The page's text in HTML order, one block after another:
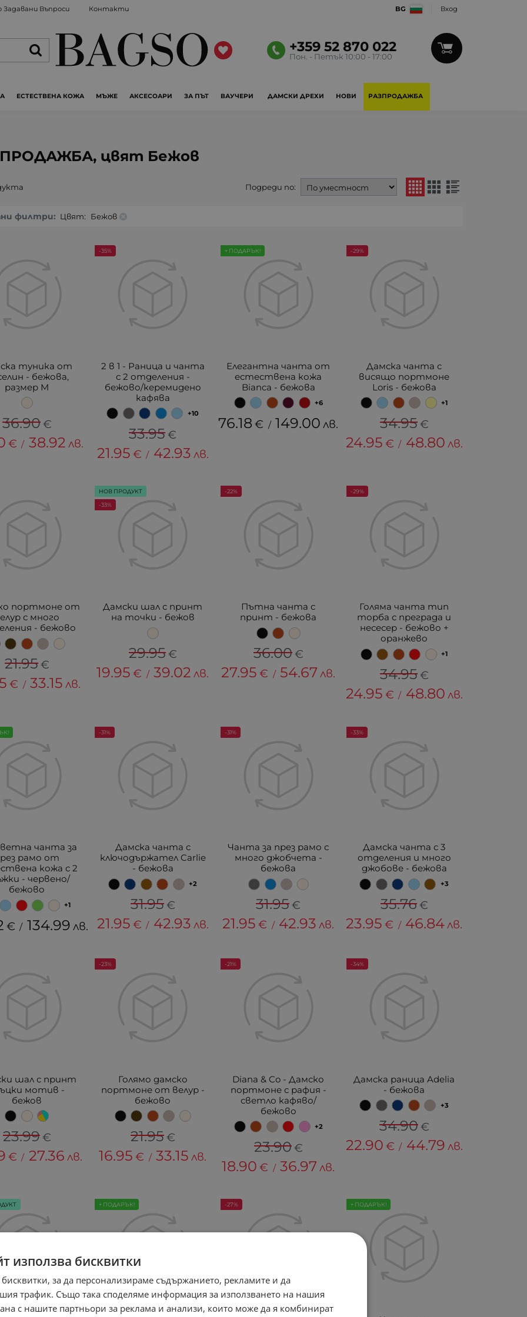
Задавани Въпроси Контакти BG Вход
+359 52 870 022
Пон. - Петък 10:00 - 17:00
РАЗПРОДАЖБА
НОВИ
ЕСТЕСТВЕНА КОЖА МЪЖЕ АКСЕСОАРИ ЗА ПЪТ ВАУЧЕРИ ДАМСКИ ДРЕХИ
цвят Бежов
Подреди по:
филтри: Цвят: Бежов
туника от
- бежова,
размер M
36.90€
€ / 38.92 лв.
2 в 1 - Раница и чанта
с 2 отделения -
бежово/керемидено
кафява
+10
33.95€
21.95 € / 42.93 лв.
-35%
Елегантна чанта от
естествена кожа
Bianca - бежова
+6
76.18 € / 149.00 лв.
+ ПОДАРЪК!
Дамска чанта с
висящо портмоне
Loris - бежова
+1
34.95€
24.95 € / 48.80 лв.
-29%
портмоне от
с много
- бежово
21.95€
€ / 33.15 лв.
Дамски шал с принт
на точки - бежов
29.95€
19.95 € / 39.02 лв.
НОВ ПРОДУКТ
-33%
Пътна чанта с
принт - бежова
36.00€
27.95 € / 54.67 лв.
-22%
Голяма чанта тип
торба с преграда и
несесер - бежово +
оранжево
+1
34.95€
24.95 € / 48.80 лв.
-29%
чанта за
рамо от
кожа с 2
- червено/
бежово
+1
€ / 134.99 лв.
Дамска чанта с
ключодържател Carlie
- бежова
+2
31.95€
21.95 € / 42.93 лв.
-31%
Чанта за през рамо с
много джобчета -
бежова
31.95€
21.95 € / 42.93 лв.
-31%
Дамска чанта с 3
отделения и много
джобове - бежова
+3
35.76€
23.95 € / 46.84лв.
-33%
шал с принт
мотив -
бежов
23.99€
€ / 27.36 лв.
Голямо дамско
портмоне от велур -
бежово
21.95€
16.95 € / 33.15 лв.
-23%
Diana & Co - Дамско
портмоне с рафия -
светло кафяво/
бежово
+2
23.90€
18.90 € / 36.97 лв.
-21%
Дамска раница Adelia
- бежова
+3
34.90€
22.90 € / 44.79 лв.
-34%
+ ПОДАРЪК! -27% + ПОДАРЪК!
използва бисквитки
за да персонализираме съдържанието, рекламите и да
трафик. Също така споделяме информация за използването на нашия
с нашите партньори за реклама и анализи, които може да я комбинират